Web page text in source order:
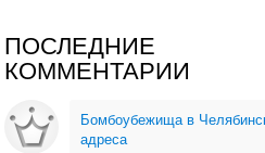
ПОСЛЕДНИЕ
КОММЕНТАРИИ
Бомбоубежища в
адреса